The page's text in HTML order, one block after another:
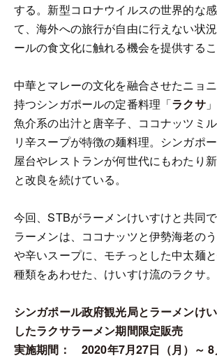
する。新型コロナウイルスの世界的な
て、海外への旅行が自由に行えない状
ールの食文化に触れる機会を提供するこ
中華とマレーの文化を融合させたニョ
持つシンガポールの定番料理「ラクサ
魚介系の出汁と唐辛子、ココナッツミ
リ辛スープが特徴の麺料理。シンガポ
屋台やレストランが何世代にもわたり
と改良を続けている。
今回、STBがラーメンけいすけと共同
ラーメンは、ココナッツと伊勢海老の
や辛いスープに、モチっとした中太麺
種類をあわせた、けいすけ流のラクサ。
シンガポール政府観光局とラーメンけ
したラクサラーメン期間限定販売
実施期間： 2020年7月27日（月）～ 8